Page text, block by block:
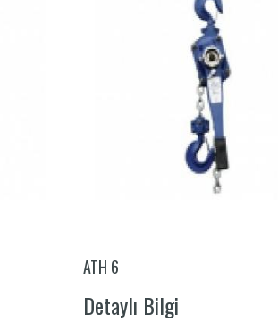
ATH 6
Detaylı Bilgi